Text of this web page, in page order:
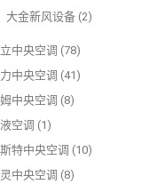
大金新风设备 (2)
中央空调 (78)
中央空调 (41)
中央空调 (8)
空调 (1)
特中央空调 (10)
中央空调 (8)